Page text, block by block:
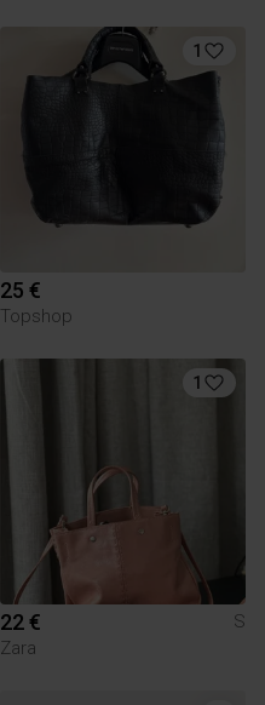
1
25 €
Topshop
1
22 €
S
Zara